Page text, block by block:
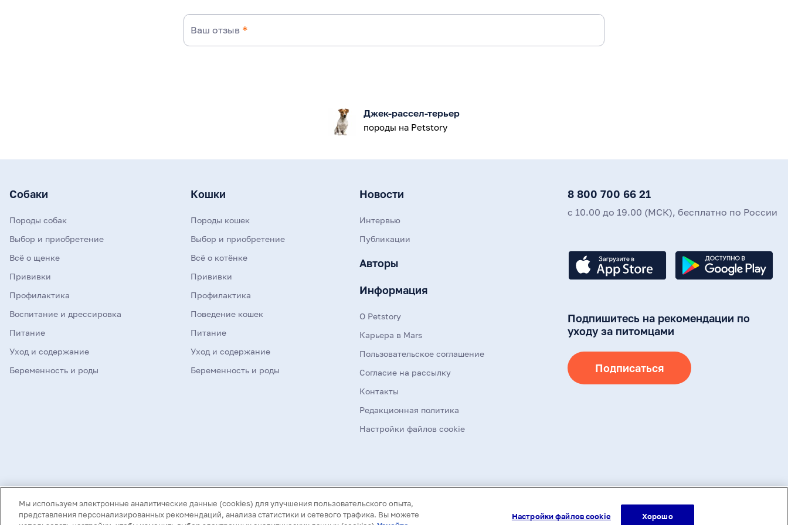
Ваш отзыв *
Джек-рассел-терьер
породы на Petstory
Собаки
Породы собак
Выбор и приобретение
Всё о щенке
Прививки
Профилактика
Воспитание и дрессировка
Питание
Уход и содержание
Беременность и роды
Кошки
Породы кошек
Выбор и приобретение
Всё о котёнке
Прививки
Профилактика
Поведение кошек
Питание
Уход и содержание
Беременность и роды
Новости
Интервью
Публикации
Авторы
Информация
О Petstory
Карьера в Mars
Пользовательское соглашение
Согласие на рассылку
Контакты
Редакционная политика
Настройки файлов cookie
8 800 700 66 21
с 10.00 до 19.00 (МСК), бесплатно по России
Подпишитесь на рекомендации по
уходу за питомцами
Подписаться
Нашли опечатку в тексте? Выделите ее и нажмите Ctrl+Enter
распространение (в том числе путем копирования на другие сайты и ресурсы в Интернете) или любое иное
использование информации и объектов без предварительного согласия правообладателя или ссылки на адрес
первоисточника.
Мы используем электронные аналитические данные (cookies) для улучшения пользовательского опыта,
представления персонализированных рекомендаций, анализа статистики и сетевого трафика. Вы можете
Настройки файлов cookie Хорошо